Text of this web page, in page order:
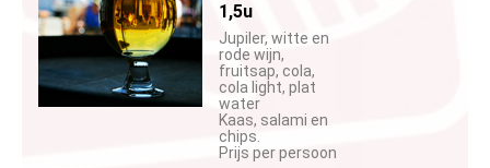
1,5u
Jupiler, witte en
rode wijn,
fruitsap, cola,
cola light, plat
water
Kaas, salami en
chips.
Prijs per persoon